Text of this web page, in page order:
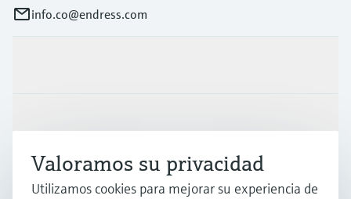
info.co@endress.com
Soporte
Valoramos su privacidad
Utilizamos cookies para mejorar su experiencia de